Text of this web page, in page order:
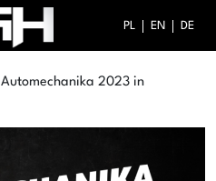
PL EN DE
Automechanika 2023 in